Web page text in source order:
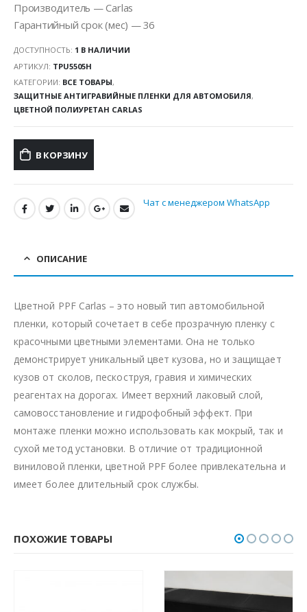
Производитель — Carlas
Гарантийный срок (мес) — 36
ДОСТУПНОСТЬ: 1 В НАЛИЧИИ
АРТИКУЛ: TPU5505H
КАТЕГОРИИ: ВСЕ ТОВАРЫ,
ЗАЩИТНЫЕ АНТИГРАВИЙНЫЕ ПЛЕНКИ ДЛЯ АВТОМОБИЛЯ,
ЦВЕТНОЙ ПОЛИУРЕТАН CARLAS
В КОРЗИНУ
Чат с менеджером WhatsApp
ОПИСАНИЕ
Цветной PPF Carlas – это новый тип автомобильной
пленки, который сочетает в себе прозрачную пленку с
красочными цветными элементами. Она не только
демонстрирует уникальный цвет кузова, но и защищает
кузов от сколов, пескоструя, гравия и химических
реагентах на дорогах. Имеет верхний лаковый слой,
самовосстановление и гидрофобный эффект. При
монтаже пленки можно использовать как мокрый, так и
сухой метод установки. В отличие от традиционной
виниловой пленки, цветной PPF более привлекательна и
имеет более длительный срок службы.
ПОХОЖИЕ ТОВАРЫ